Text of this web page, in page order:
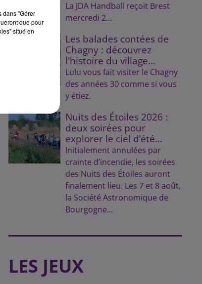
La JDA Handball reçoit Brest
mercredi 2...
Les balades contées de
Chagny : découvrez
l'histoire du village...
Lulu vous fait visiter le Chagny
des années 30 comme si vous
y étiez.
Nuits des Étoiles 2026 :
deux soirées pour
explorer le ciel d’été...
Initialement annulées par
crainte d’incendie, les soirées
des Nuits des Étoiles auront
finalement lieu. Les 7 et 8 août,
la Société Astronomique de
Bourgogne...
LES JEUX
dans "Gérer
que pour
situé en